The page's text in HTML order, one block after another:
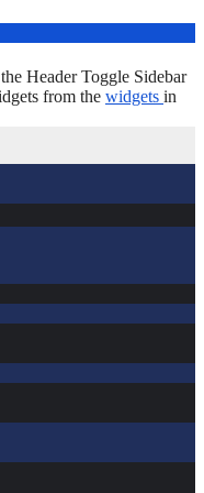
Header Toggle Sidebar
from the widgets in